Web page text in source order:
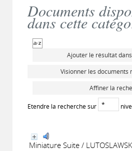
Documents
dans cette
Ajouter le résultat
Visionner les documents
Affiner la
Etendre la recherche sur
Miniature Suite /